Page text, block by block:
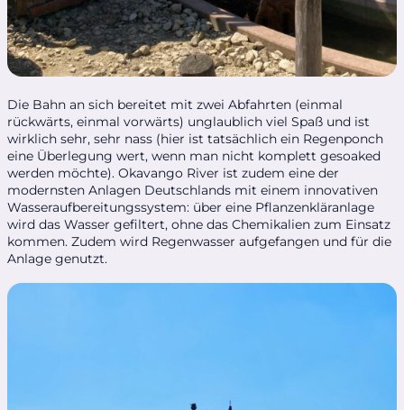
Die Bahn an sich bereitet mit zwei Abfahrten (einmal
rückwärts, einmal vorwärts) unglaublich viel Spaß und ist
wirklich sehr, sehr nass (hier ist tatsächlich ein Regenponch
eine Überlegung wert, wenn man nicht komplett gesoaked
werden möchte). Okavango River ist zudem eine der
modernsten Anlagen Deutschlands mit einem innovativen
Wasseraufbereitungssystem: über eine Pflanzenkläranlage
wird das Wasser gefiltert, ohne das Chemikalien zum Einsatz
kommen. Zudem wird Regenwasser aufgefangen und für die
Anlage genutzt.